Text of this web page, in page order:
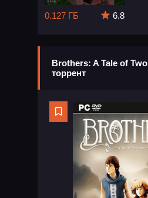
0.127 ГБ
6.8
Brothers: A Tale of
торрент